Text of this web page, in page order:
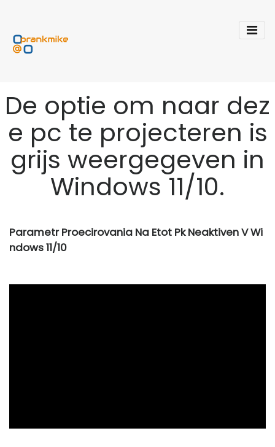
De optie om naar dez
e pc te projecteren is
grijs weergegeven in
Windows 11/10.
Parametr Proecirovania Na Etot Pk Neaktiven V Wi
ndows 11/10